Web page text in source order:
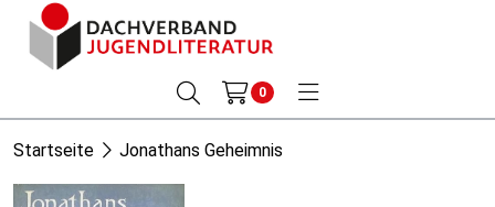
0
Startseite Jonathans Geheimnis